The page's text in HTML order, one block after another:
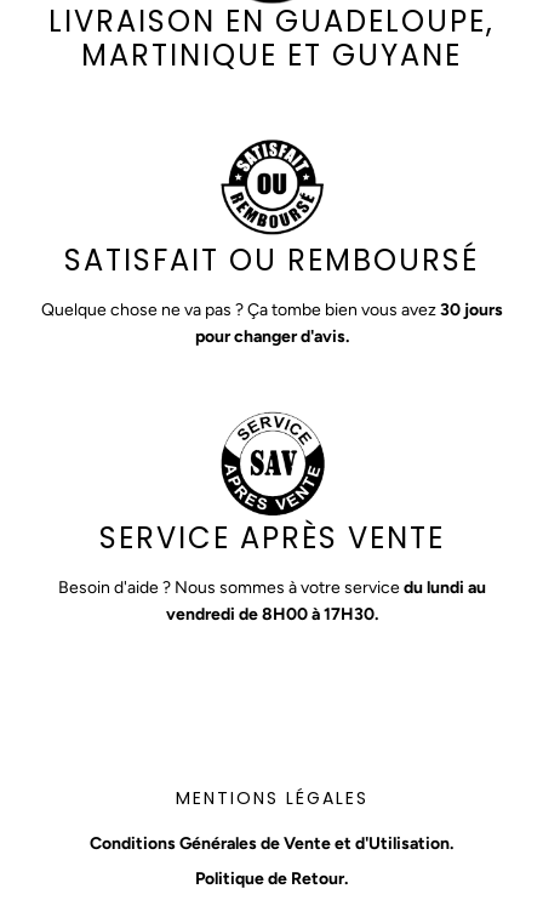
LIVRAISON EN GUADELOUPE,
MARTINIQUE ET GUYANE
SATISFAIT OU REMBOURSÉ
Quelque chose ne va pas ? Ça tombe bien vous avez30 jours
pour changer d'avis.
SERVICE APRÈS VENTE
Besoin d'aide ? Nous sommes à votre servicedu lundi au
vendredi de 8H00 à 17H30.
MENTIONS LÉGALES
Conditions Générales de Vente et d'Utilisation.
Politique de Retour.